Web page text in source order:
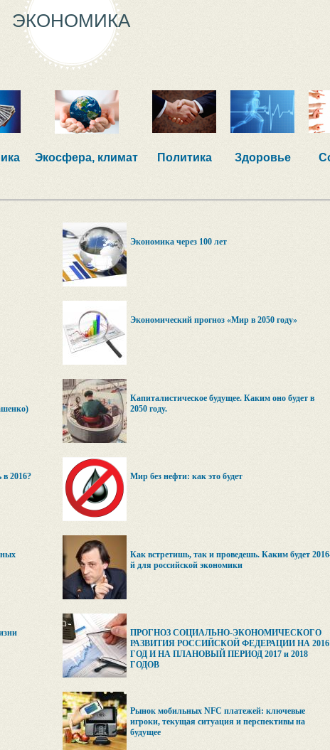
ЭКОНОМИКА
Экосфера, климат Политика Здоровье
Экономика через 100 лет
Экономический прогноз «Мир в 2050 году»
Капиталистическое будущее. Каким оно будет в
2050 году.
2016?
Мир без нефти: как это будет
Как встретишь, так и проведешь. Каким будет
й для российской экономики
ПРОГНОЗ СОЦИАЛЬНО-ЭКОНОМИЧЕСКОГО
РАЗВИТИЯ РОССИЙСКОЙ ФЕДЕРАЦИИ НА 2016
ГОД И НА ПЛАНОВЫЙ ПЕРИОД 2017 и 2018
ГОДОВ
Рынок мобильных NFC платежей: ключевые
игроки, текущая ситуация и перспективы на
будущее